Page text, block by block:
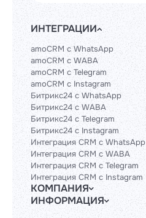
ИНТЕГРАЦИИ
amoCRM с WhatsApp
amoCRM с WABA
amoCRM с Telegram
amoCRM с Instagram
Битрикс24 с WhatsApp
Битрикс24 с WABA
Битрикс24 с Telegram
Битрикс24 с Instagram
Интеграция CRM с WhatsApp
Интеграция CRM с WABA
Интеграция CRM с Telegram
Интеграция CRM с Instagram
КОМПАНИЯ
Блог
Гайды
ИНФОРМАЦИЯ
Официальным партнерам